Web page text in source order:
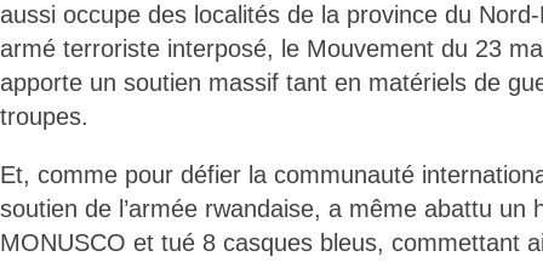
aussi occupe des localités de la province du
armé terroriste interposé, le Mouvement du 23
apporte un soutien massif tant en matériels de
troupes.
Et, comme pour défier la communauté
soutien de l’armée rwandaise, a même abattu un
MONUSCO et tué 8 casques bleus, commettant